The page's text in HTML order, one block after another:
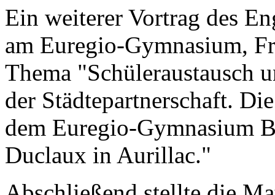
Ein weiterer Vortrag des
am Euregio-Gymnasium,
Thema "Schüleraustausch
der Städtepartnerschaft.
dem Euregio-Gymnasium
Duclaux in Aurillac."